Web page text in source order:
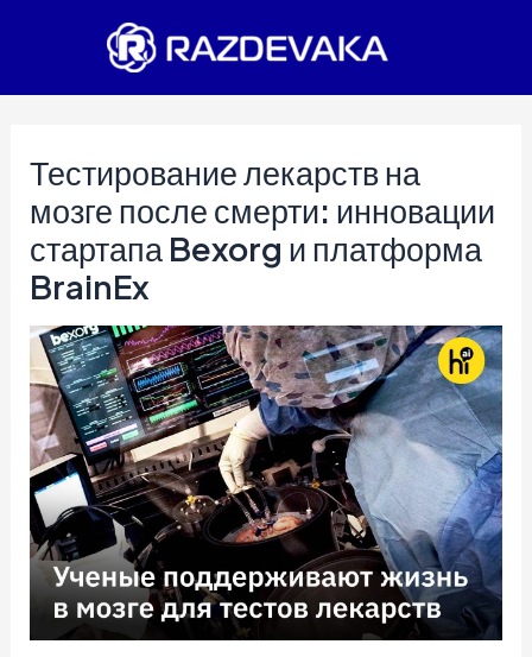
Тестирование лекарств на
мозге после смерти: инновации
стартапа Bexorg и платформа
BrainEx